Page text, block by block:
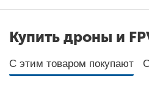
Купить дроны и
С этим товаром покупают